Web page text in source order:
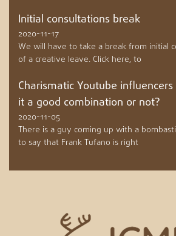
Initial consultations break
2020-11-17
We will have to take a break from initial
of a creative leave. Click here, to
Charismatic Youtube
it a good combination or not?
2020-11-05
There is a guy coming up with a
to say that Frank Tufano is right